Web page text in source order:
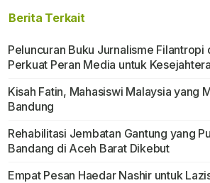
Berita Terkait
Peluncuran Buku Jurnalisme Filantropi
Perkuat Peran Media untuk
Kisah Fatin, Mahasiswi Malaysia yang
Bandung
Rehabilitasi Jembatan Gantung yang
Bandang di Aceh Barat Dikebut
Empat Pesan Haedar Nashir untuk